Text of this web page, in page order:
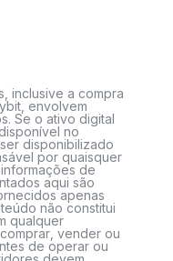
inclusive a compra
envolvem
Se o ativo digital
no
disponibilizado
por quaisquer
de
aqui são
apenas
não constitui
qualquer
vender ou
de operar ou